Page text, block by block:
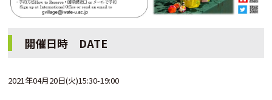
開催日時 DATE
2021年04月20日(火)15:30-19:00